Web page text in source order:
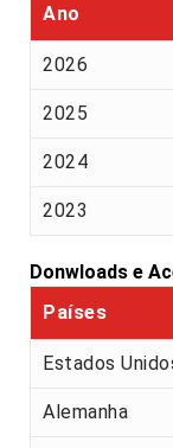
Ano
2026
2025
2024
2023
Donwloads e
Países
Estados
Alemanha